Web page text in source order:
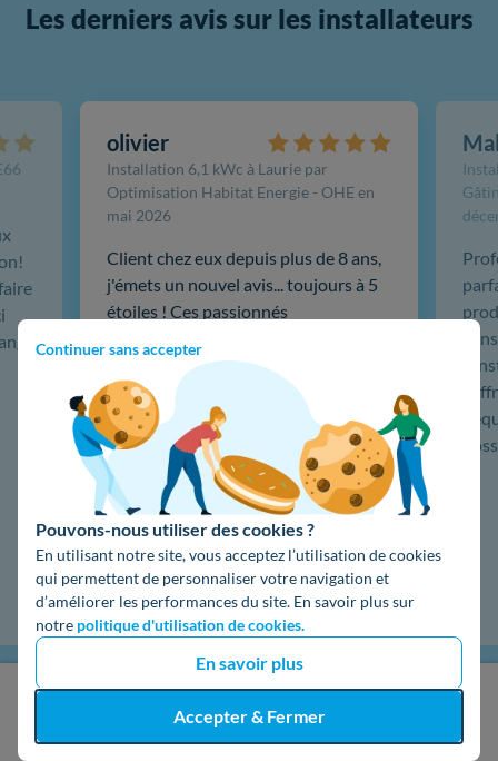
Continuer sans accepter
Pouvons-nous utiliser des cookies ?
En utilisant notre site, vous acceptez l’utilisation de cookies
qui permettent de personnaliser votre navigation et
d’améliorer les performances du site. En savoir plus sur
notre politique d'utilisation de cookies.
En savoir plus
Accepter & Fermer
J'obtiens un devis gratuit
Les derniers avis sur les installateurs
olivier
Installation 6,1 kWc à Laurie par
Optimisation Habitat Energie - OHE en
mai 2026
Client chez eux depuis plus de 8 ans,
j'émets un nouvel avis... toujours à 5
étoiles ! Ces passionnés
installé une centrale de 19 panneaux
solaires, puis une sauvegarde
batterie 5kw Emphase, du très haut
de gamme. …
Lire la suite